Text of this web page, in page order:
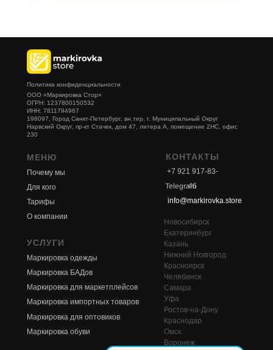
МЕНЮ КОНТАКТЫ
+7 921 917-83-
46
УСЛУГИ
Маркировка одежды
Маркировка БАДов
Маркировка для оптовиков
Маркировка обуви
Маркировка для маркетплейсов
Маркировка импортных товаров
Почему мы
Для кого
Тарифы
Telegram
Новосибирск
Екатеринбург
Казань
Нижний Новгород
Красноярск
Челябинск
Самара
Уфа
Ростов-на-Дону
Краснодар
Омск
Воронеж
Политика конфиденциальности
ООО «Маркировка Стор»
ОГРН: 1237800150532
ИНН: 7811794967
198097, Город Санкт-Петербург, вн.тер. г. Муниципальный Округ
Нарвский Округ, пр-кт Стачек, дом 47, литера А, помещение 2НС, офис
230
О компании
info@markirovka.store